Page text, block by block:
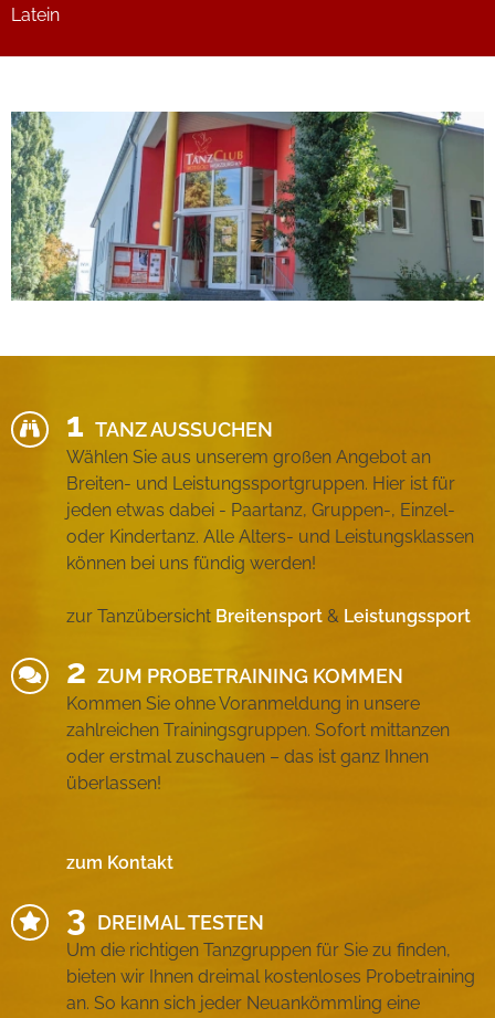
Latein
TANZ AUSSUCHEN
Wählen Sie aus unserem großen Angebot an
Breiten- und Leistungssportgruppen. Hier ist für
jeden etwas dabei - Paartanz, Gruppen-, Einzel-
oder Kindertanz. Alle Alters- und Leistungsklassen
können bei uns fündig werden!
zur Tanzübersicht Breitensport & Leistungssport
ZUM PROBETRAINING KOMMEN
Kommen Sie ohne Voranmeldung in unsere
zahlreichen Trainingsgruppen. Sofort mittanzen
oder erstmal zuschauen – das ist ganz Ihnen
überlassen!
zum Kontakt
DREIMAL TESTEN
Um die richtigen Tanzgruppen für Sie zu finden,
bieten wir Ihnen dreimal kostenloses Probetraining
an. So kann sich jeder Neuankömmling eine